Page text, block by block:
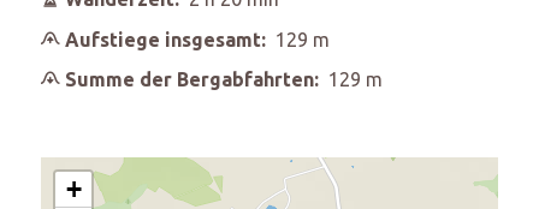
Aufstiege insgesamt: 129 m
Summe der Bergabfahrten: 129 m
+